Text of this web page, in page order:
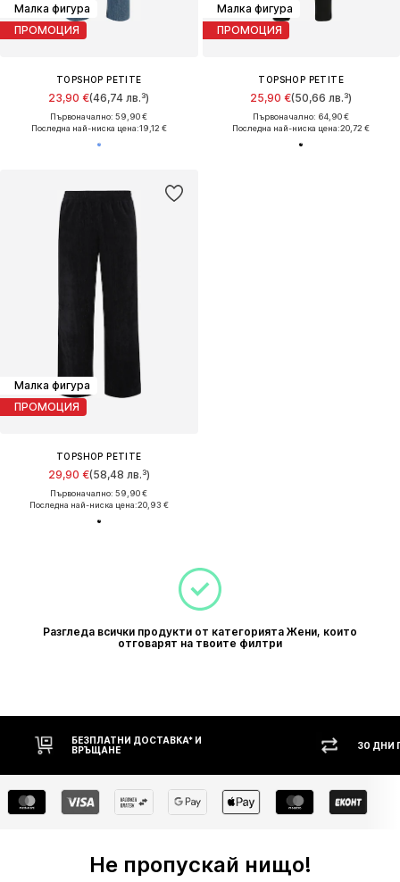
Малка фигура
ПРОМОЦИЯ
TOPSHOP PETITE
23,90 €(46,74 лв.³)
Първоначално: 59,90 €
Последна най-ниска цена:19,12 €
Малка фигура
ПРОМОЦИЯ
TOPSHOP PETITE
25,90 €(50,66 лв.³)
Първоначално: 64,90 €
Последна най-ниска цена:20,72 €
Малка фигура
ПРОМОЦИЯ
TOPSHOP PETITE
29,90 €(58,48 лв.³)
Първоначално: 59,90 €
Последна най-ниска цена:20,93 €
Разгледа всички продукти от категорията Жени, които
отговарят на твоите филтри
БЕЗПЛАТНИ ДОСТАВКА* И
ВРЪЩАНЕ
30 ДНИ
Не пропускай нищо!